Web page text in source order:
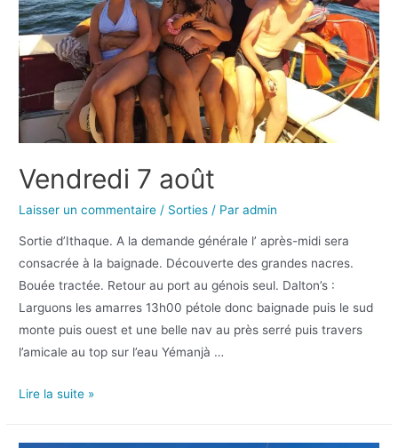
Vendredi 7 août
Laisser un commentaire / Sorties / Paradmin
Sortie d’Ithaque. A la demande générale l’ après-midi sera
consacrée à la baignade. Découverte des grandes nacres.
Bouée tractée. Retour au port au génois seul. Dalton’s :
Larguons les amarres 13h00 pétole donc baignade puis le sud
monte puis ouest et une belle nav au près serré puis travers
l’amicale au top sur l’eau Yémanjà …
Lire la suite »